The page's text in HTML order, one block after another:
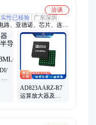
洽谈
性已核验
广东深圳
路、亚德诺、芯片、连接
英
AD823AARZ-R7
运算放大器及比